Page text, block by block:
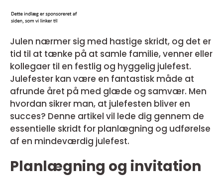
Julen nærmer sig med hastige skridt, og det er
tid til at tænke på at samle familie, venner eller
kollegaer til en festlig og hyggelig julefest.
Julefester kan være en fantastisk måde at
afrunde året på med glæde og samvær. Men
hvordan sikrer man, at julefesten bliver en
succes? Denne artikel vil lede dig gennem de
essentielle skridt for planlægning og udførelse
af en mindeværdig julefest.
Planlægning og invitation